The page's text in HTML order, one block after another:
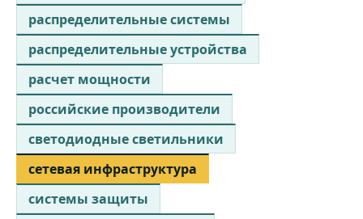
распределительные системы
распределительные устройства
расчет мощности
российские производители
светодиодные светильники
сетевая инфраструктура
системы защиты